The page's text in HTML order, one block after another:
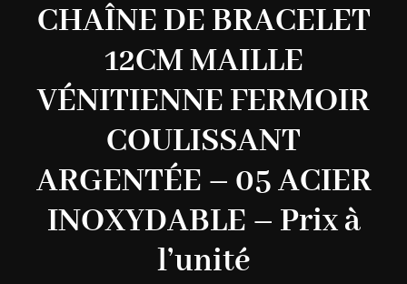
CHAÎNE DE BRACELET
12CM MAILLE
VÉNITIENNE FERMOIR
COULISSANT
ARGENTÉE – 05 ACIER
INOXYDABLE – Prix à
l’unité